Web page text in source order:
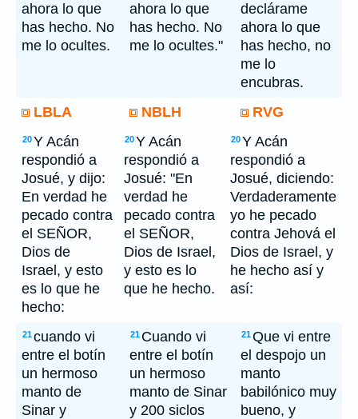
ahora lo que
has hecho. No
me lo ocultes.
ahora lo que
has hecho. No
me lo ocultes."
declárame
ahora lo que
has hecho, no
me lo
encubras.
LBLA
NBLH RVG
20Y Acán
respondió a
Josué, y dijo:
En verdad he
pecado contra
el SEÑOR,
Dios de
Israel, y esto
es lo que he
hecho:
20Y Acán
respondió a
Josué: "En
verdad he
pecado contra
el SEÑOR,
Dios de Israel,
y esto es lo
que he hecho.
20Y Acán
respondió a
Josué, diciendo:
Verdaderamente
yo he pecado
contra Jehová el
Dios de Israel, y
he hecho así y
así:
21cuando vi
entre el botín
un hermoso
manto de
Sinar y
21 Cuando vi
entre el botín
un hermoso
manto de Sinar
y 200 siclos
21Que vi entre
el despojo un
manto
babilónico muy
bueno, y